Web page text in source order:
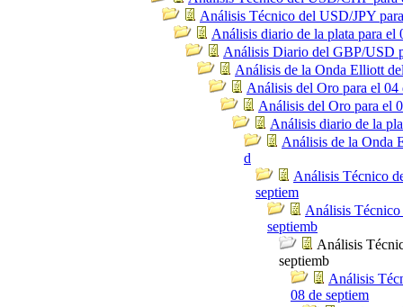
Análisis Técnico del USD/JPY
Análisis diario de la plata para el
Análisis Diario del GBP/USD
Análisis de la Onda Elliott
Análisis del Oro para el 04
Análisis del Oro para el
Análisis diario de la
Análisis de la Onda
d
Análisis Técnico
septiem
Análisis
septiemb
Análisis
septiemb
Análisis
08 de septiem